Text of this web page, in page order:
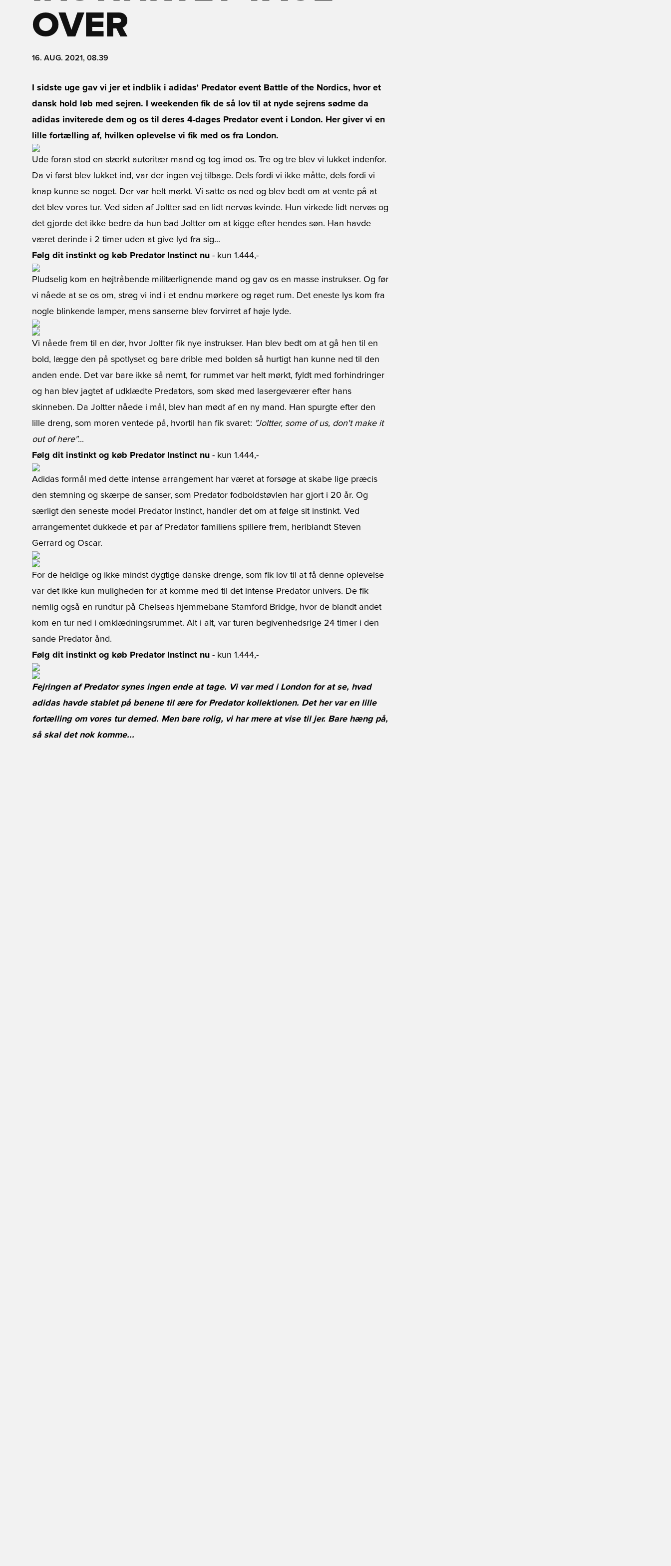
OVER
16. AUG. 2021, 08.39
I sidste uge gav vi jer et indblik i adidas' Predator event Battle of the Nordics, hvor et
dansk hold løb med sejren. I weekenden fik de så lov til at nyde sejrens sødme da
adidas inviterede dem og os til deres 4-dages Predator event i London. Her giver vi en
lille fortælling af, hvilken oplevelse vi fik med os fra London.
Ude foran stod en stærkt autoritær mand og tog imod os. Tre og tre blev vi lukket indenfor.
Da vi først blev lukket ind, var der ingen vej tilbage. Dels fordi vi ikke måtte, dels fordi vi
knap kunne se noget. Der var helt mørkt. Vi satte os ned og blev bedt om at vente på at
det blev vores tur. Ved siden af Joltter sad en lidt nervøs kvinde. Hun virkede lidt nervøs og
det gjorde det ikke bedre da hun bad Joltter om at kigge efter hendes søn. Han havde
været derinde i 2 timer uden at give lyd fra sig...
Følg dit instinkt og køb Predator Instinct nu - kun 1.444,-
Pludselig kom en højtråbende militærlignende mand og gav os en masse instrukser. Og før
vi nåede at se os om, strøg vi ind i et endnu mørkere og røget rum. Det eneste lys kom fra
nogle blinkende lamper, mens sanserne blev forvirret af høje lyde.
Vi nåede frem til en dør, hvor Joltter fik nye instrukser. Han blev bedt om at gå hen til en
bold, lægge den på spotlyset og bare drible med bolden så hurtigt han kunne ned til den
anden ende. Det var bare ikke så nemt, for rummet var helt mørkt, fyldt med forhindringer
og han blev jagtet af udklædte Predators, som skød med lasergeværer efter hans
skinneben. Da Joltter nåede i mål, blev han mødt af en ny mand. Han spurgte efter den
lille dreng, som moren ventede på, hvortil han fik svaret: "Joltter, some of us, don't make it
out of here"...
Følg dit instinkt og køb Predator Instinct nu - kun 1.444,-
Adidas formål med dette intense arrangement har været at forsøge at skabe lige præcis
den stemning og skærpe de sanser, som Predator fodboldstøvlen har gjort i 20 år. Og
særligt den seneste model Predator Instinct, handler det om at følge sit instinkt. Ved
arrangementet dukkede et par af Predator familiens spillere frem, heriblandt Steven
Gerrard og Oscar.
For de heldige og ikke mindst dygtige danske drenge, som fik lov til at få denne oplevelse
var det ikke kun muligheden for at komme med til det intense Predator univers. De fik
nemlig også en rundtur på Chelseas hjemmebane Stamford Bridge, hvor de blandt andet
kom en tur ned i omklædningsrummet. Alt i alt, var turen begivenhedsrige 24 timer i den
sande Predator ånd.
Følg dit instinkt og køb Predator Instinct nu - kun 1.444,-
Fejringen af Predator synes ingen ende at tage. Vi var med i London for at se, hvad
adidas havde stablet på benene til ære for Predator kollektionen. Det her var en lille
fortælling om vores tur derned. Men bare rolig, vi har mere at vise til jer. Bare hæng på,
så skal det nok komme...